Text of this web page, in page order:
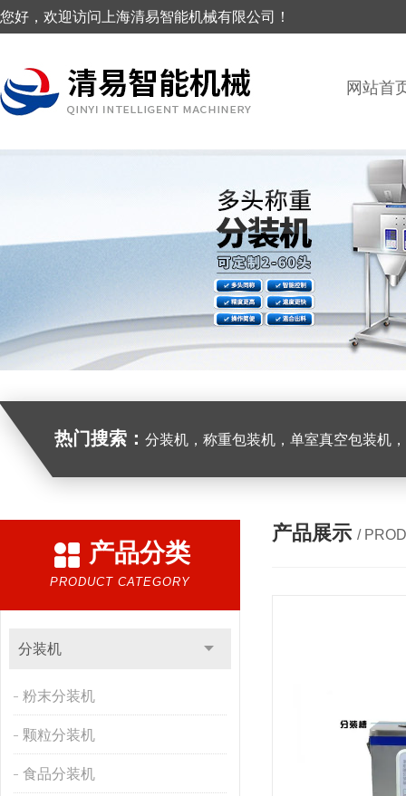
您好，欢迎访问上海清易智能机械有限公司！
网站首
热门搜索： 分装机，称重包装机，单室真空包装机，双室真
产品分类
PRODUCT CATEGORY
分装机
粉末分装机
颗粒分装机
食品分装机
产品展示 /